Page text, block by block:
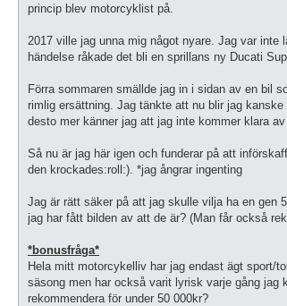
g
princip blev motorcyklist på.
2017 ville jag unna mig något nyare. Jag var
händelse råkade det bli en sprillans ny Ducati
Förra sommaren smällde jag in i sidan av en bil
rimlig ersättning. Jag tänkte att nu blir jag
desto mer känner jag att jag inte kommer klara av
Så nu är jag här igen och funderar på att
den krockades:roll:). *jag ångrar ingenting
Jag är rätt säker på att jag skulle vilja ha en gen
jag har fått bilden av att de är? (Man får också
*bonusfråga*
Hela mitt motorcykelliv har jag endast ägt sport/
säsong men har också varit lyrisk varje gång jag
rekommendera för under 50 000kr?